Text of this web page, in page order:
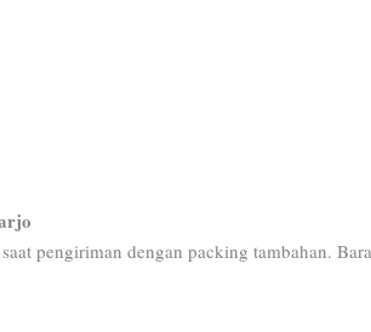
pengiriman dengan packing tambahan.